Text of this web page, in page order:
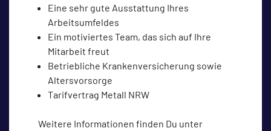
Eine sehr gute Ausstattung Ihres
Arbeitsumfeldes
Ein motiviertes Team, das sich auf Ihre
Mitarbeit freut
Betriebliche Krankenversicherung sowie
Altersvorsorge
Tarifvertrag Metall NRW
Weitere Informationen finden Du unter